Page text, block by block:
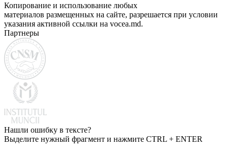
Копирование и использование любых
материалов размещенных на сайте, разрешается при условии
указания активной ссылки на vocea.md.
Партнеры
Нашли ошибку в тексте?
Выделите нужный фрагмент и нажмите CTRL + ENTER